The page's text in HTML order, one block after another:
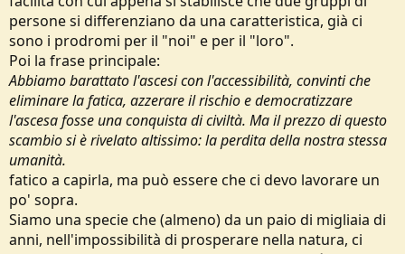
persone si differenziano da una caratteristica, già ci
sono i prodromi per il "noi" e per il "loro".
Poi la frase principale:
Abbiamo barattato l'ascesi con l'accessibilità, convinti che
eliminare la fatica, azzerare il rischio e democratizzare
l'ascesa fosse una conquista di civiltà. Ma il prezzo di questo
scambio si è rivelato altissimo: la perdita della nostra stessa
umanità.
fatico a capirla, ma può essere che ci devo lavorare un
po' sopra.
Siamo una specie che (almeno) da un paio di migliaia di
anni, nell'impossibilità di prosperare nella natura, ci